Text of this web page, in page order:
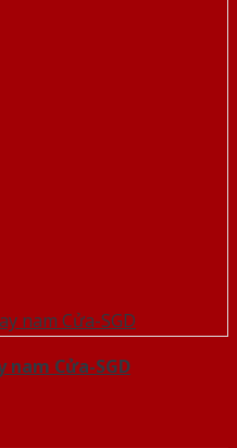
nam Cửa-SGD